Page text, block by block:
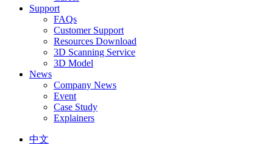
Support
FAQs
Customer Support
Resources Download
3D Scanning Service
3D Model
News
Company News
Event
Case Study
Explainers
中文